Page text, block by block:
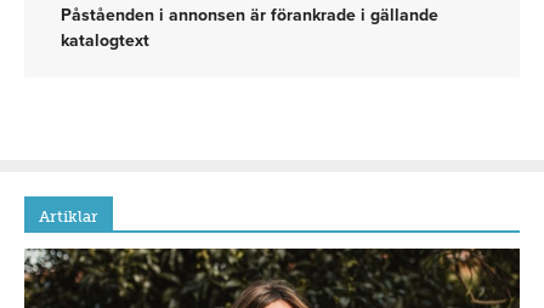
Påståenden i annonsen är förankrade i gällande
katalogtext
Artiklar